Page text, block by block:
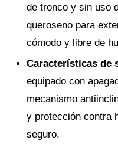
de tronco y sin uso
queroseno para
cómodo y libre de
Características de
equipado con
mecanismo
y protección contra
seguro.